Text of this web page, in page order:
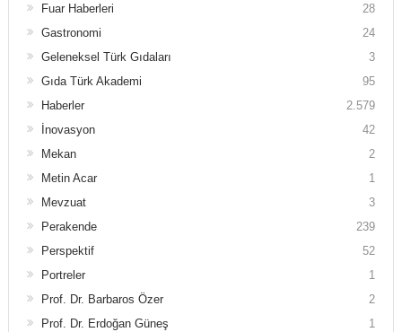
Fuar Haberleri
28
Gastronomi
24
Geleneksel Türk Gıdaları
3
Gıda Türk Akademi
95
Haberler
2.579
İnovasyon
42
Mekan
2
Metin Acar
1
Mevzuat
3
Perakende
239
Perspektif
52
Portreler
1
Prof. Dr. Barbaros Özer
2
Prof. Dr. Erdoğan Güneş
1